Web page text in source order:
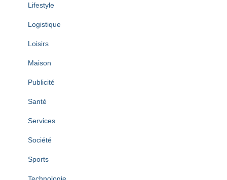
Lifestyle
Logistique
Loisirs
Maison
Publicité
Santé
Services
Société
Sports
Technologie